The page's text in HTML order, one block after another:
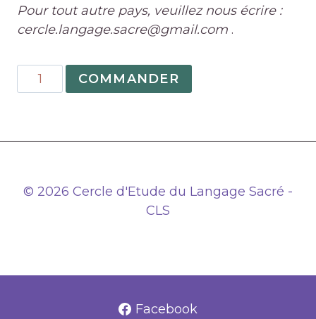
Pour tout autre pays, veuillez nous écrire :
cercle.langage.sacre@gmail.com .
quantité
de
par
COMMANDER
© 2026 Cercle d'Etude du Langage Sacré -
CLS
Facebook